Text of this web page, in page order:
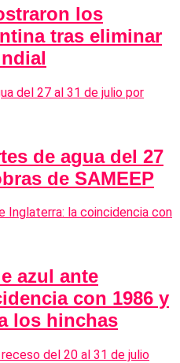
los
tras eliminar
de agua del 27
de SAMEEP
azul ante
con 1986 y
los hinchas